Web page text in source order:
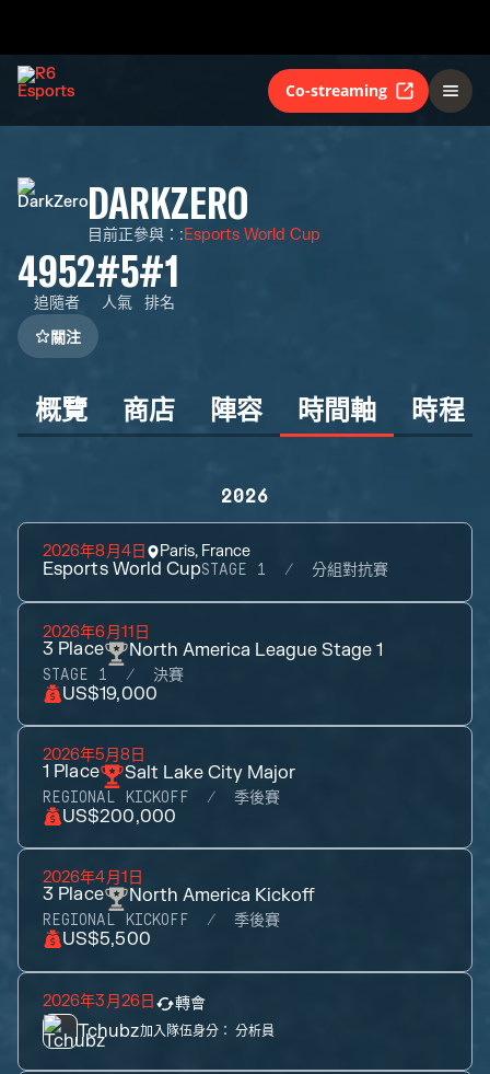
Co-streaming
DARKZERO
目前正參與： :Esports World Cup
4952
追隨者
#5
人氣
#1
排名
關注
概覽 商店 陣容 時間軸 時程
2026
2026年8月4日 Paris, France
Esports World CupSTAGE 1 分組對抗賽
2026年6月11日
3 Place North America League Stage 1
STAGE 1 決賽
US$19,000
2026年5月8日
1 Place Salt Lake City Major
REGIONAL KICKOFF 季後賽
US$200,000
2026年4月1日
3 Place North America Kickoff
REGIONAL KICKOFF 季後賽
US$5,500
2026年3月26日 轉會
Tchubz加入隊伍身分： 分析員